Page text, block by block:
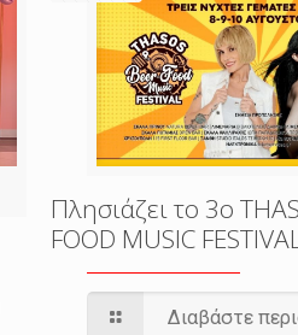
Πλησιάζει το 3o
FOOD MUSIC
Διαβάστε